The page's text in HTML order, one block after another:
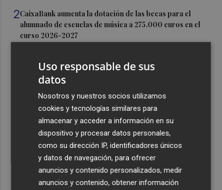
2CaixaBank aumenta la dotación de las becas para el
alumnado de escuelas de música a 275.000 euros en el
curso 2026-2027
construir la planta de fabricación de chips Terafab
El Villarreal realiza su tradicional ofrenda a la Mare de
Déu de Gràcia y Sant Pasqual Baylón
Vila-real denuncia el traslado del Punto de Encuentro
Familiar a Onda por "el perjuicio que supondrá para las
familias"
Uso responsable de sus
datos
Nosotros y nuestros socios utilizamos
cookies y tecnologías similares para
almacenar y acceder a información en su
dispositivo y procesar datos personales,
como su dirección IP, identificadores únicos
y datos de navegación, para ofrecer
anuncios y contenido personalizados, medir
anuncios y contenido, obtener información